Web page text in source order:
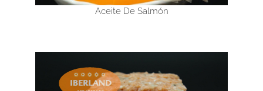
Aceite De Salmón